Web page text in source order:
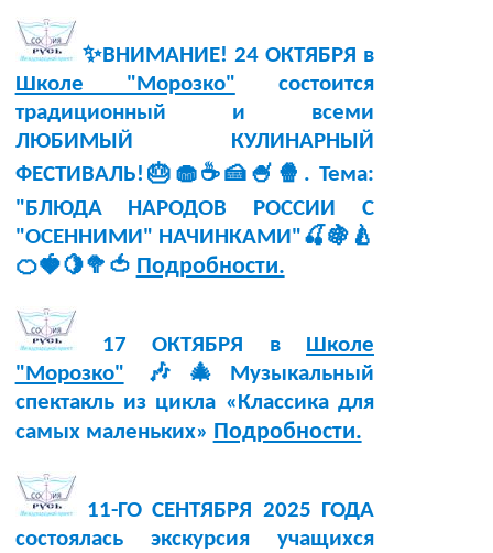
✨ВНИМАНИЕ! 24 ОКТЯБРЯ в
Школе "Морозко" состоится
традиционный и всеми
ЛЮБИМЫЙ КУЛИНАРНЫЙ
ФЕСТИВАЛЬ!🎂🧁☕🍰🍧🍿. Тема:
"БЛЮДА НАРОДОВ РОССИИ С
"ОСЕННИМИ" НАЧИНКАМИ"🍒🍇🍐
🍊🍓🍋🥦🍅 Подробности.
17 ОКТЯБРЯ в Школе
"Морозко" 🎶🎄Музыкальный
спектакль из цикла «Классика для
самых маленьких» Подробности.
11-ГО СЕНТЯБРЯ 2025 ГОДА
состоялась экскурсия учащихся